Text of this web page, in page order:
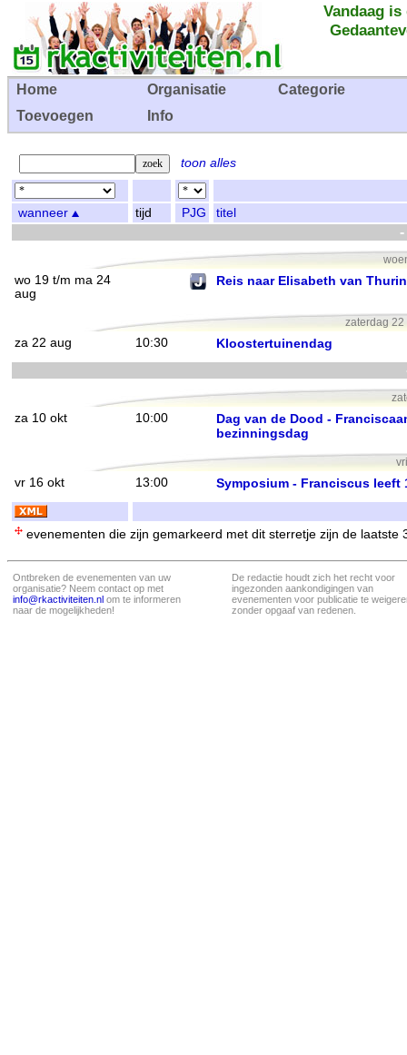
Vandaag
Home Organisatie
Categorie
Toevoegen
Info
toon alles
wanneer tijd PJG titel
wo 19 t/m ma 24
aug
Reis naar Elisabeth van
zaterdag
za 22 aug 10:30 Kloostertuinendag
za 10 okt 10:00
Dag van de Dood -
bezinningsdag
vr 16 okt 13:00 Symposium - Franciscus leeft
evenementen die zijn gemarkeerd met dit sterretje zijn de laatste
Ontbreken de evenementen van uw
organisatie? Neem contact op met
info@rkactiviteiten.nl om te informeren
naar de mogelijkheden!
De redactie houdt zich het recht voor
ingezonden aankondigingen van
evenementen voor publicatie te
zonder opgaaf van redenen.